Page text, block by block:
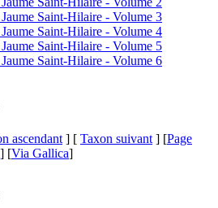
Saint-Hilaire - Volume 3
Saint-Hilaire - Volume 4
Saint-Hilaire - Volume 5
Saint-Hilaire - Volume 6
ascendant ] [ Taxon suivant ] [Page
] [Via Gallica]